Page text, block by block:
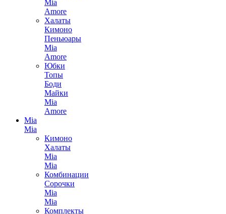
Mia
Amore
Халаты
Кимоно
Пеньюары
Mia
Amore
Юбки
Топы
Боди
Майки
Mia
Amore
Mia
Mia
Кимоно
Халаты
Mia
Mia
Комбинации
Сорочки
Mia
Mia
Комплекты